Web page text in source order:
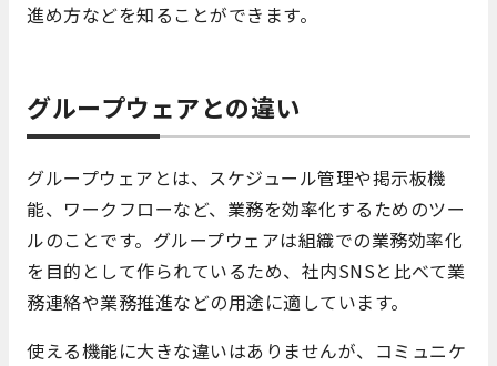
進め方などを知ることができます。
グループウェアとの違い
グループウェアとは、スケジュール管理や掲示板機
能、ワークフローなど、業務を効率化するためのツー
ルのことです。グループウェアは組織での業務効率化
を目的として作られているため、社内SNSと比べて業
務連絡や業務推進などの用途に適しています。
使える機能に大きな違いはありませんが、コミュニケ